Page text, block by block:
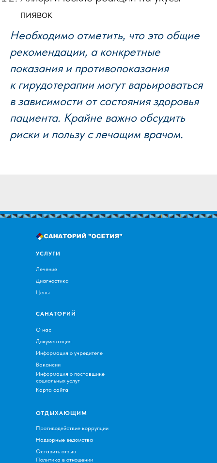
пиявок
Необходимо отметить, что это общие
рекомендации, а конкретные
показания и противопоказания
к гирудотерапии могут варьироваться
в зависимости от состояния здоровья
пациента. Крайне важно обсудить
риски и пользу с лечащим врачом.
УСЛУГИ
Лечение
Диагностика
Цены
САНАТОРИЙ
О нас
Документация
Информация о учредителе
Вакансии
ОТДЫХАЮЩИМ
Противодействие коррупции
Надзорные ведомства
Оставить отзыв
Информация о поставщике
социальных услуг
Политика в отношении
Карта сайта